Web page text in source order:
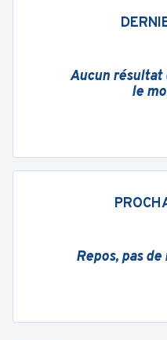
Aucun résultat
le
Repos, pas